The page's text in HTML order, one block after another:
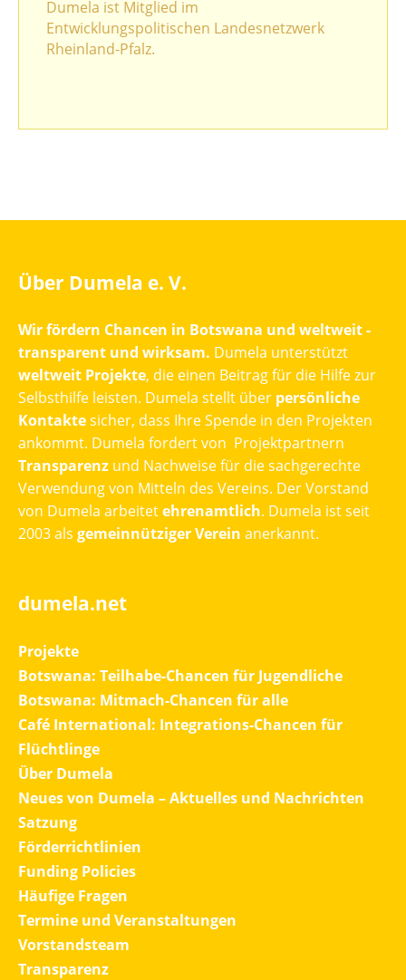
Dumela ist Mitglied im
Entwicklungspolitischen Landesnetzwerk
Rheinland-Pfalz.
Über Dumela e. V.
Wir fördern Chancen in Botswana und weltweit -
transparent und wirksam. Dumela unterstützt
weltweit Projekte, die einen Beitrag für die Hilfe zur
Selbsthilfe leisten. Dumela stellt über persönliche
Kontaktesicher, dass Ihre Spende in den Projekten
ankommt. Dumela fordert von Projektpartnern
Transparenz und Nachweise für die sachgerechte
Verwendung von Mitteln des Vereins. Der Vorstand
von Dumela arbeitetehrenamtlich. Dumela ist seit
2003 als gemeinnütziger Verein anerkannt.
dumela.net
Projekte
Botswana: Teilhabe-Chancen für Jugendliche
Botswana: Mitmach-Chancen für alle
Café International: Integrations-Chancen für
Flüchtlinge
Über Dumela
Neues von Dumela – Aktuelles und Nachrichten
Satzung
Förderrichtlinien
Funding Policies
Häufige Fragen
Termine und Veranstaltungen
Vorstandsteam
Transparenz